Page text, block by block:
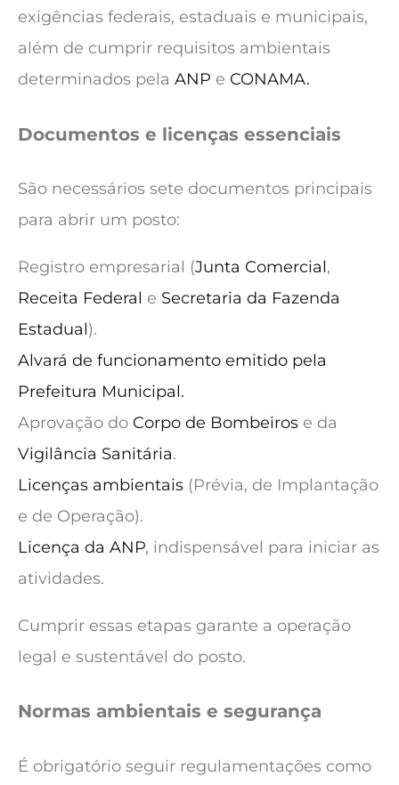
exigências federais, estaduais e municipais,
além de cumprir requisitos ambientais
determinados pela ANP e CONAMA.
Documentos e licenças essenciais
São necessários sete documentos principais
para abrir um posto:
Registro empresarial (Junta Comercial,
Receita Federal e Secretaria da Fazenda
Estadual).
Alvará de funcionamento emitido pela
Prefeitura Municipal.
Aprovação do Corpo de Bombeiros e da
Vigilância Sanitária.
Licenças ambientais (Prévia, de Implantação
e de Operação).
Licença da ANP, indispensável para iniciar as
atividades.
Cumprir essas etapas garante a operação
legal e sustentável do posto.
Normas ambientais e segurança
É obrigatório seguir regulamentações como